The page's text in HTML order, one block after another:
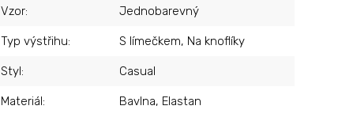
Vzor: Jednobarevný
Typ výstřihu: S límečkem, Na knoflíky
Styl: Casual
Materiál: Bavlna, Elastan